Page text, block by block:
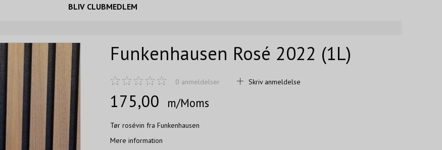
BLIV CLUBMEDLEM
Funkenhausen Rosé 2022 (1L)
0 anmeldelser Skriv anmeldelse
175,00 m/Moms
Tør rosévin fra Funkenhausen
Mere information